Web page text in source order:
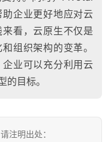
企业更好地应对云
看，云原生不仅是
组织架构的变革。
业可以充分利用云
的目标。
注明出处：